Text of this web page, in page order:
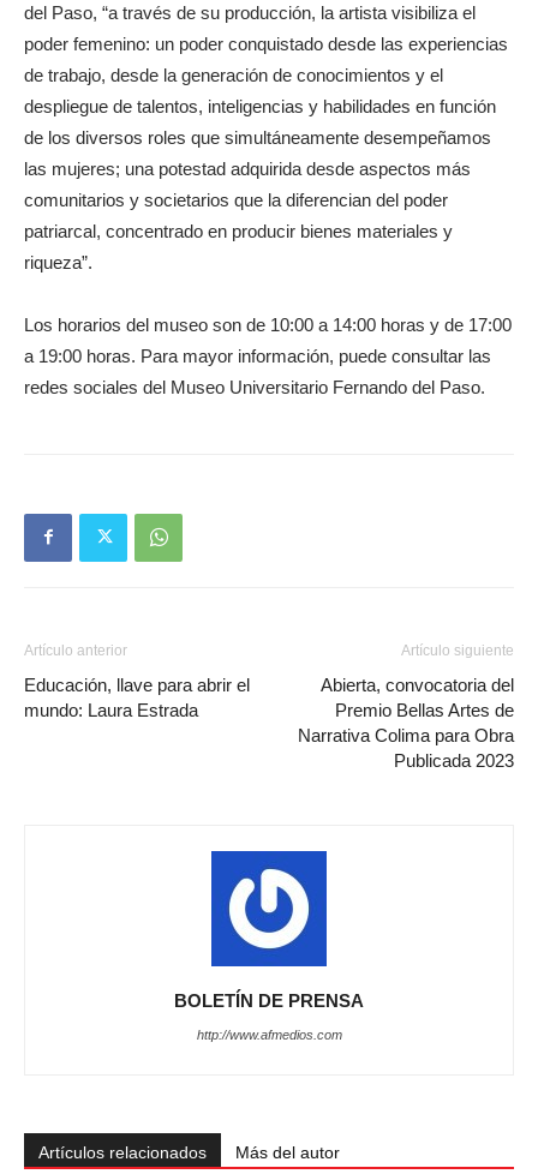
del Paso, “a través de su producción, la artista visibiliza el
poder femenino: un poder conquistado desde las experiencias
de trabajo, desde la generación de conocimientos y el
despliegue de talentos, inteligencias y habilidades en función
de los diversos roles que simultáneamente desempeñamos
las mujeres; una potestad adquirida desde aspectos más
comunitarios y societarios que la diferencian del poder
patriarcal, concentrado en producir bienes materiales y
riqueza”.
Los horarios del museo son de 10:00 a 14:00 horas y de 17:00
a 19:00 horas. Para mayor información, puede consultar las
redes sociales del Museo Universitario Fernando del Paso.
Artículo anterior
Educación, llave para abrir el
mundo: Laura Estrada
Artículo siguiente
Abierta, convocatoria del
Premio Bellas Artes de
Narrativa Colima para Obra
Publicada 2023
BOLETÍN DE PRENSA
http://www.afmedios.com
Artículos relacionados Más del autor